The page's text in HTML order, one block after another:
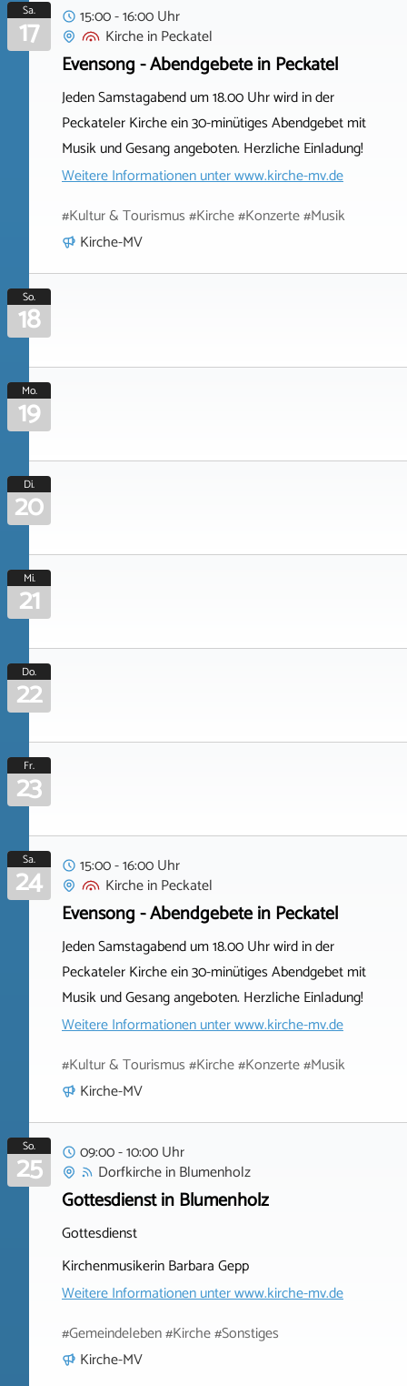
Sa.
17
15:00 - 16:00 Uhr
KircheinPeckatel
Evensong - Abendgebete in Peckatel
Jeden Samstagabend um 18.00 Uhr wird in der
Peckateler Kirche ein 30-minütiges Abendgebet mit
Musik und Gesang angeboten. Herzliche Einladung!
Weitere Informationen unterwww.kirche-mv.de
#Kultur & Tourismus #Kirche #Konzerte #Musik
Kirche-MV
So.
18
Mo.
19
Di.
20
Mi.
21
Do.
22
Fr.
23
Sa.
24
15:00 - 16:00 Uhr
KircheinPeckatel
Evensong - Abendgebete in Peckatel
Jeden Samstagabend um 18.00 Uhr wird in der
Peckateler Kirche ein 30-minütiges Abendgebet mit
Musik und Gesang angeboten. Herzliche Einladung!
Weitere Informationen unterwww.kirche-mv.de
#Kultur & Tourismus #Kirche #Konzerte #Musik
Kirche-MV
So.
25
09:00 - 10:00 Uhr
DorfkircheinBlumenholz
Gottesdienst in Blumenholz
Gottesdienst
Kirchenmusikerin Barbara Gepp
Weitere Informationen unterwww.kirche-mv.de
#Gemeindeleben #Kirche #Sonstiges
Kirche-MV